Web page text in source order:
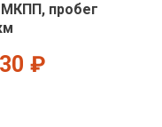
МКПП, пробег
₽